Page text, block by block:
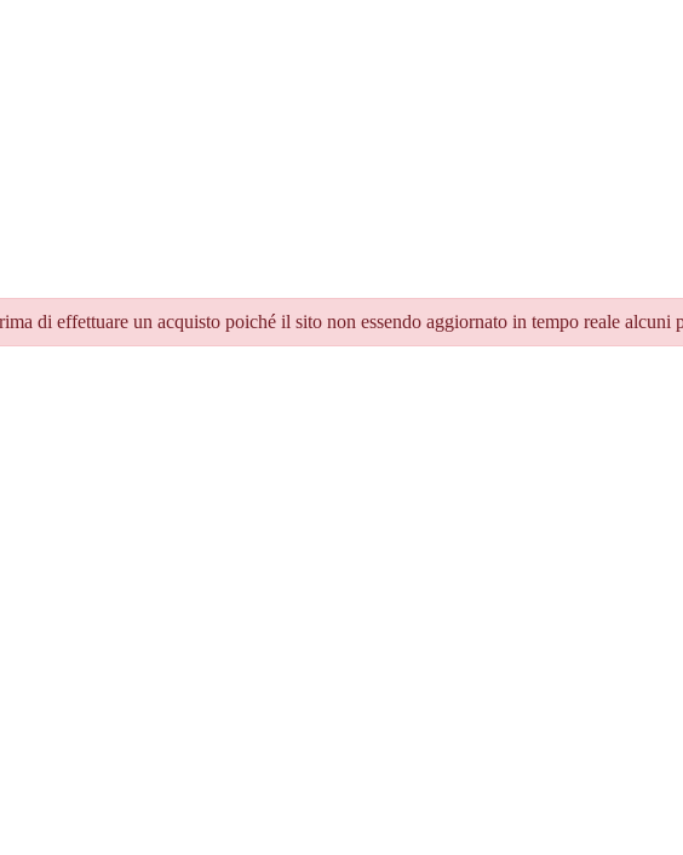
di effettuare un acquisto poiché il sito non essendo aggiornato in tempo reale alcuni